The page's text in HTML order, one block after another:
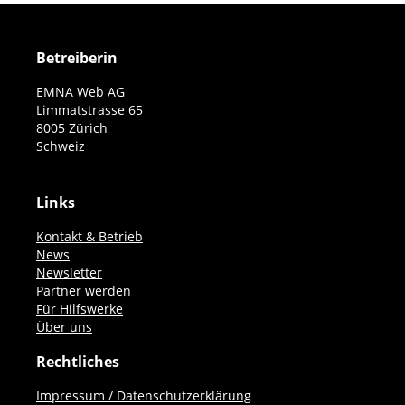
müssen beachtet werden).
Betreiberin
EMNA Web AG
Limmatstrasse 65
8005 Zürich
Schweiz
Links
Kontakt & Betrieb
News
Newsletter
Partner werden
Für Hilfswerke
Über uns
Rechtliches
Impressum / Datenschutzerklärung